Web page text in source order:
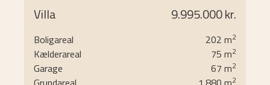
vej Stokkevad, finder du denne indbydende villa
beliggende på den dejligste grund omgivet af naturen.
I boligen her er der nøje tænkt over klimaskærmen og
det sunde, moderne hus. Her får funktionalitet og
Villa 9.995.000 kr.
Boligareal 202 m2
Kælderareal 75 m2
Garage 67 m2
2